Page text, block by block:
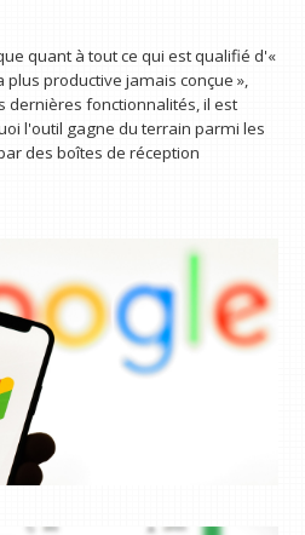
quant à tout ce qui est qualifié d'«
productive jamais conçue »,
dernières fonctionnalités, il est
l'outil gagne du terrain parmi les
des boîtes de réception